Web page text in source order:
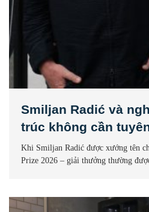
Smiljan Radić và
trúc không cần
Khi Smiljan Radić được xướng tên
Prize 2026 – giải thưởng thường